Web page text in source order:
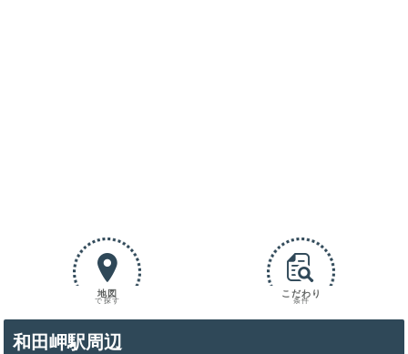
地図
で探す
こだわり
条件
和田岬駅周辺